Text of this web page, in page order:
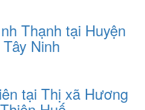
Thạnh tại Huyện
Ninh
tại Thị xã Hương